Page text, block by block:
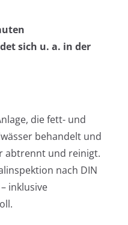
sich u. a. in der
die fett- und
behandelt und
abtrennt und reinigt.
nach DIN
inklusive